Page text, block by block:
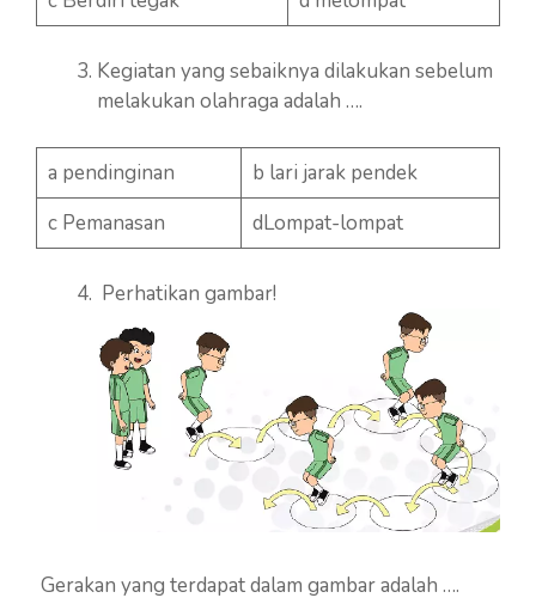
Kegiatan yang sebaiknya dilakukan sebelum
melakukan olahraga adalah ….
a pendinginan
b lari jarak pendek
c Pemanasan
dLompat-lompat
Perhatikan gambar!
Gerakan yang terdapat dalam gambar adalah ….